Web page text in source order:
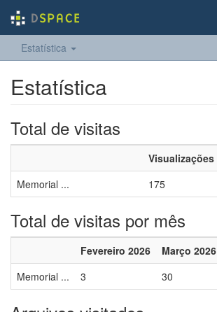
Estatística
Estatística
Total de visitas
Visualizações
Memorial ...
175
Total de visitas por mês
Fevereiro 2026 Março 2026
Memorial ...
3 30